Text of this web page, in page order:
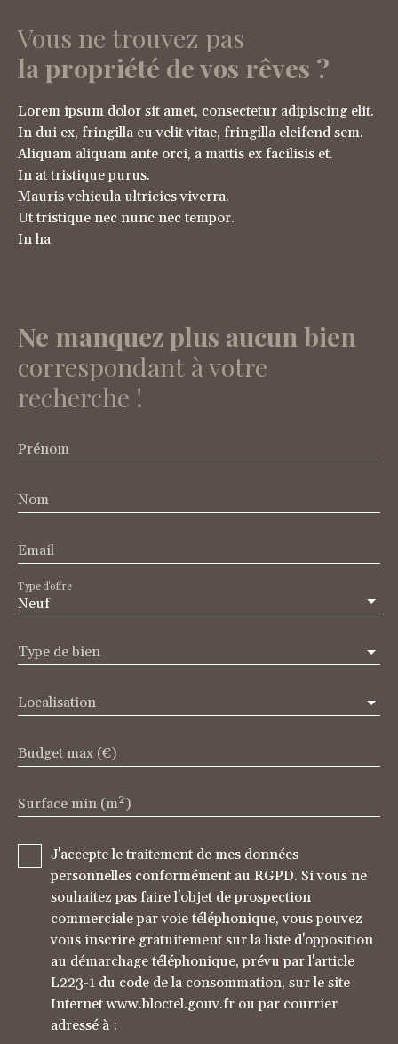
Vous ne trouvez pas
la propriété de vos rêves ?
Lorem ipsum dolor sit amet, consectetur adipiscing elit.
In dui ex, fringilla eu velit vitae, fringilla eleifend sem.
Aliquam aliquam ante orci, a mattis ex facilisis et.
In at tristique purus.
Mauris vehicula ultricies viverra.
Ut tristique nec nunc nec tempor.
In ha
Ne manquez plus aucun bien
correspondant à votre
recherche !
Prénom
Nom
Email
Neuf
Type d'offre
Type de bien
Localisation
Budget max (€)
Surface min (m²)
J'accepte le traitement de mes données
personnelles conformément au RGPD. Si vous ne
souhaitez pas faire l'objet de prospection
commerciale par voie téléphonique, vous pouvez
vous inscrire gratuitement sur la liste d'opposition
au démarchage téléphonique, prévu par l'article
L223-1 du code de la consommation, sur le site
Internet www.bloctel.gouv.fr ou par courrier
adressé à :